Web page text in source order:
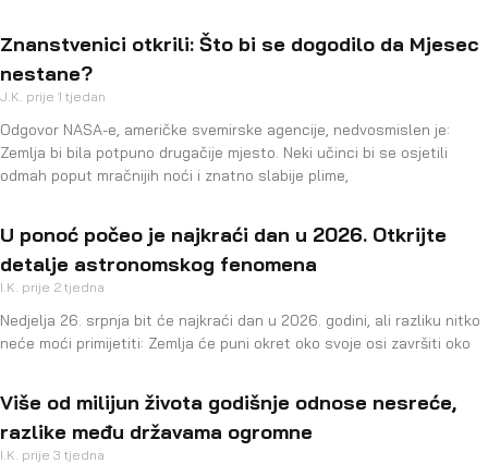
Znanstvenici otkrili: Što bi se dogodilo da Mjesec
nestane?
J.K. prije 1 tjedan
Odgovor NASA-e, američke svemirske agencije, nedvosmislen je:
Zemlja bi bila potpuno drugačije mjesto. Neki učinci bi se osjetili
odmah poput mračnijih noći i znatno slabije plime,
U ponoć počeo je najkraći dan u 2026. Otkrijte
detalje astronomskog fenomena
I.K. prije 2 tjedna
Nedjelja 26. srpnja bit će najkraći dan u 2026. godini, ali razliku nitko
neće moći primijetiti: Zemlja će puni okret oko svoje osi završiti oko
Više od milijun života godišnje odnose nesreće,
razlike među državama ogromne
I.K. prije 3 tjedna